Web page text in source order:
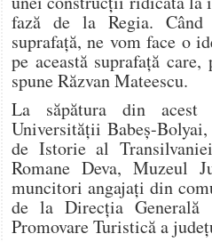
fază de la Regia. Când
suprafaţă, ne vom face o
pe această suprafaţă care,
spune Răzvan Mateescu.
La săpătura din acest
Universităţii Babeş-
de Istorie al
Romane Deva, Muzeul
muncitori angajaţi din
de la Direcţia Generală
Promovare Turistică a